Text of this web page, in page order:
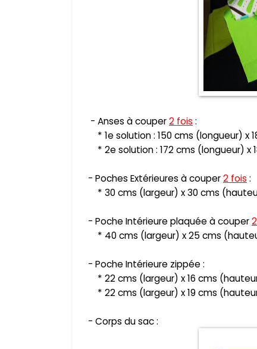
- Anses à couper2 fois :
* 1e solution : 150 cms (longueur) x
* 2e solution : 172 cms (longueur) x
- Poches Extérieures à couper2 fois :
* 30 cms (largeur) x 30 cms (
- Poche Intérieure plaquée à couper
* 40 cms (largeur) x25 cms (
- Poche Intérieure zippée:
* 22cms (largeur) x16 cms (
* 22cms (largeur) x19cms (
- Corps du sac :